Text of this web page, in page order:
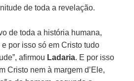
de toda a revelação.
de toda a história humana,
e por isso só em Cristo tudo
afirmou Ladaria. E por isso
Cristo nem à margem d’Ele,